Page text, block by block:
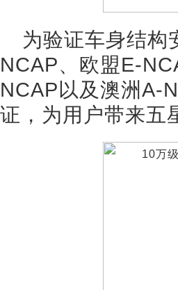
为验证车身结构
NCAP、欧盟E-
NCAP以及澳洲A-
证，为用户带来五